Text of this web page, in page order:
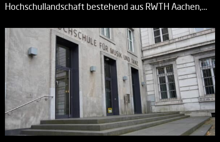
Hochschullandschaft bestehend aus RWTH Aachen,…